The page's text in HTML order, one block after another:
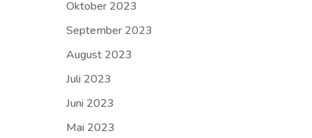
Oktober 2023
September 2023
August 2023
Juli 2023
Juni 2023
Mai 2023